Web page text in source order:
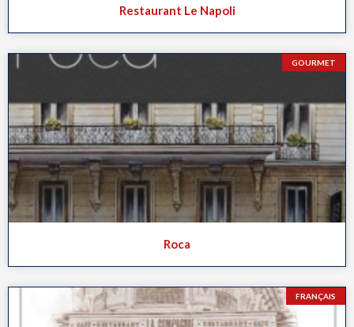
Restaurant Le Napoli
GOURMET
Roca
FRANÇAIS